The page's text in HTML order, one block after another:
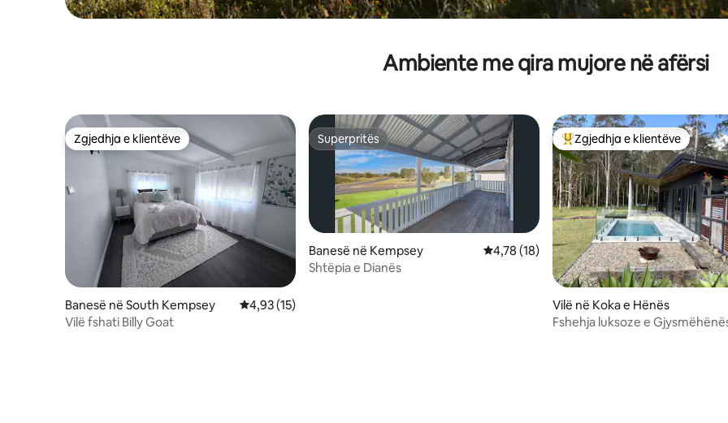
Ambiente me qira mujore në afërsi
Zgjedhja e klientëve
Zgjedhja e klientëve
Banesë në South Kempsey Vlerësimi mesatar 4,93 nga 5, 15 vlerësime
4,93 (15)
Vilë fshati Billy Goat
Superpritës
Superpritës
Banesë në Kempsey Vlerësimi mesatar 4,78 nga 5, 18 vlerësime
4,78 (18)
Shtëpia e Dianës
Më të mirat e zgjedhjeve të
Zgjedhja e klientëve
Vilë në Koka e Hënës
Fshehja luksoze e